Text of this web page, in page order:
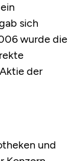
sich
wurde die
der
und